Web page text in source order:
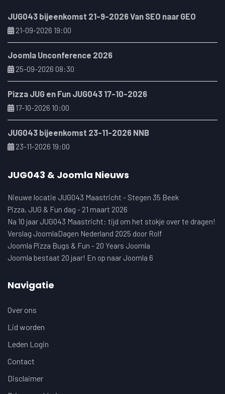
JUG043 bijeenkomst 21-9-2026 Van SEO naar GEO
21-09-2026 19:00
Joomla Unconference 2026
25-09-2026 08:30
Pizza JUG en Fun JUG043 17-10-2026
17-10-2026 10:00
JUG043 bijeenkomst 23-11-2026 NNB
23-11-2026 19:00
JUG043 & Joomla Nieuws
Nieuwe locatie JUG043 Maastricht - Stegen 35 Beek
Pizza, JUG & Fun dag - 21 maart 2026
Na 10 jaar JUG043 Maastricht: tijd om het stokje over te dragen!
Verslag JoomlaDagen Nederland 2025 door Rolf
Joomla Pizza Bugs & Fun - 20 Years Joomla
Joomla bestaat 20 jaar! En op naar Joomla 6
Navigatie
Over ons
Lid worden
Leden Login
Contact
Disclaimer